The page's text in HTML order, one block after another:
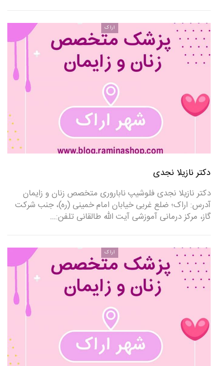
اراک
دکتر نازیلا نجدی
دکتر نازیلا نجدی فلوشیپ ناباروری متخصص زنان و زایمان
آدرس: اراک؛ ضلع غربی خیابان امام خمینی (ره)، جنب شرکت
گاز، مرکز درمانی آموزشی آیت الله طالقانی تلفن:…
اراک